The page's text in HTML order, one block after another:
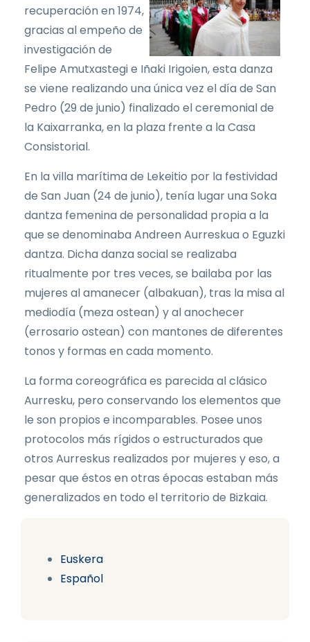
Euskera
Español
recuperación en 1974,
gracias al empeño de
investigación de
Felipe Amutxastegi e Iñaki Irigoien, esta danza
se viene realizando una única vez el día de San
Pedro (29 de junio) finalizado el ceremonial de
la Kaixarranka, en la plaza frente a la Casa
Consistorial.
En la villa marítima de Lekeitio por la festividad
de San Juan (24 de junio), tenía lugar una Soka
dantza femenina de personalidad propia a la
que se denominaba Andreen Aurreskua o Eguzki
dantza. Dicha danza social se realizaba
ritualmente por tres veces, se bailaba por las
mujeres al amanecer (albakuan), tras la misa al
mediodía (meza ostean) y al anochecer
(errosario ostean) con mantones de diferentes
tonos y formas en cada momento.
La forma coreográfica es parecida al clásico
Aurresku, pero conservando los elementos que
le son propios e incomparables. Posee unos
protocolos más rígidos o estructurados que
otros Aurreskus realizados por mujeres y eso, a
pesar que éstos en otras épocas estaban más
generalizados en todo el territorio de Bizkaia.